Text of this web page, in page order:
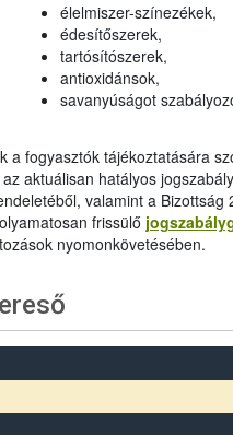
élelmiszer-színezékek,
édesítőszerek,
tartósítószerek,
antioxidánsok,
savanyúságot
a fogyasztók tájékoztatására
aktuálisan hatályos
valamint a
frissülő
nyomonkövetésében.